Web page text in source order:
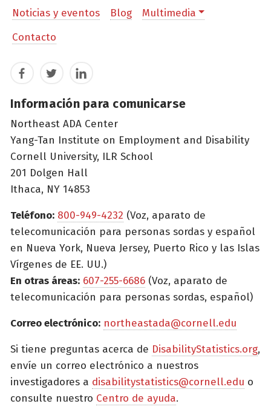
Noticias y eventos
Blog
Multimedia
Contacto
FacebookTwitterLinkedIn
Información para comunicarse
Northeast ADA Center
Yang-Tan Institute on Employment and Disability
Cornell University, ILR School
201 Dolgen Hall
Ithaca, NY 14853
Teléfono: 800-949-4232 (Voz, aparato de
telecomunicación para personas sordas y español
en Nueva York, Nueva Jersey, Puerto Rico y las Islas
Vírgenes de EE. UU.)
En otras áreas: 607-255-6686 (Voz, aparato de
telecomunicación para personas sordas, español)
Correo electrónico: northeastada@cornell.edu
Si tiene preguntas acerca de DisabilityStatistics.org,
envíe un correo electrónico a nuestros
investigadores a disabilitystatistics@cornell.edu o
consulte nuestro Centro de ayuda.